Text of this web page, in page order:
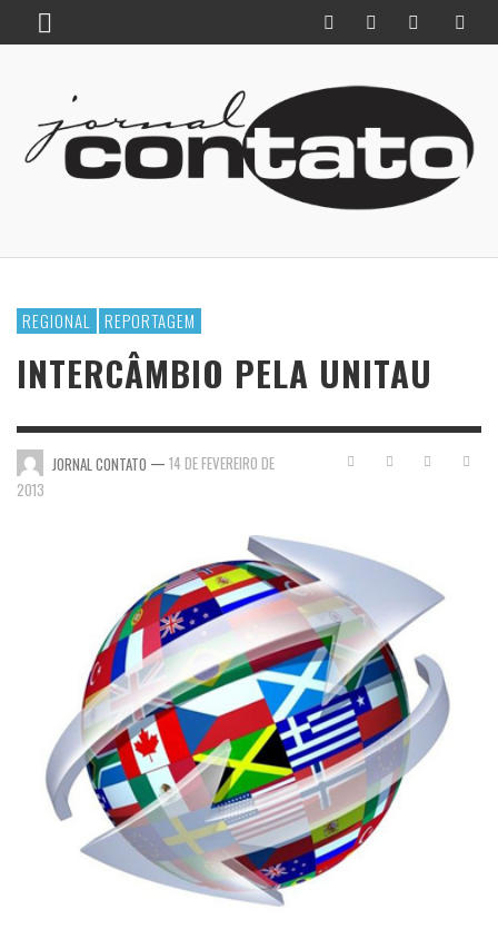
REGIONAL REPORTAGEM
INTERCÂMBIO PELA UNITAU
JORNAL CONTATO — 14 DE FEVEREIRO DE
2013